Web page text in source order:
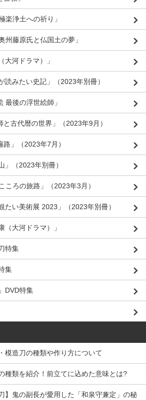
楽浄土への祈り」
州藤原氏と仏国土の夢」
大河ドラマ）」
読みたい史記」（2023年別冊）
最後の浮世絵師」
古代暦の世界」（2023年9月）
」（2023年7月）
」（2023年別冊）
ころの旅路」（2023年3月）
たい美術展 2023」（2023年別冊）
（大河ドラマ）」
特集
集
DVD特集
模造刀の種類や作り方について
種類を紹介！前立てに込めた意味とは?
】鬼の副長が愛用した「和泉守兼定」の秘